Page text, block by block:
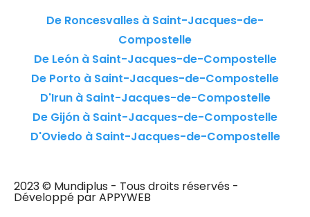
De Roncesvalles à Saint-Jacques-de-
Compostelle
De León à Saint-Jacques-de-Compostelle
De Porto à Saint-Jacques-de-Compostelle
D'Irun à Saint-Jacques-de-Compostelle
De Gijón à Saint-Jacques-de-Compostelle
D'Oviedo à Saint-Jacques-de-Compostelle
2023 © Mundiplus - Tous droits réservés -
Développé par APPYWEB